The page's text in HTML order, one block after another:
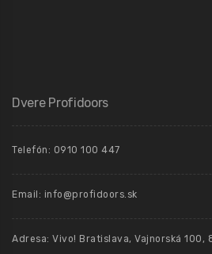
Dvere Profidoors
Telefón: 0910 100 447
Email: info@profidoors.sk
Adresa: Vivo! Bratislava, Vajnorská 100,